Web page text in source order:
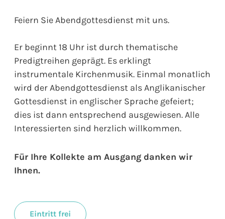
Feiern Sie Abendgottesdienst mit uns.
Er beginnt 18 Uhr ist durch thematische
Predigtreihen geprägt. Es erklingt
instrumentale Kirchenmusik. Einmal monatlich
wird der Abendgottesdienst als Anglikanischer
Gottesdienst in englischer Sprache gefeiert;
dies ist dann entsprechend ausgewiesen. Alle
Interessierten sind herzlich willkommen.
Für Ihre Kollekte am Ausgang danken wir
Ihnen.
Eintritt frei